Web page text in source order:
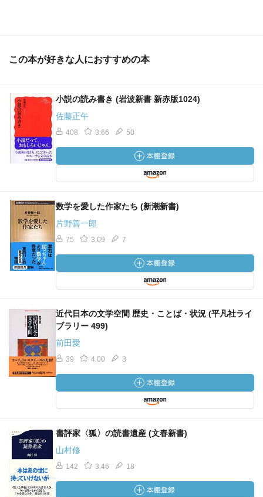
この本が好きな人におすすめの本
小説の読み書き (岩波新書 新赤版1024)
佐藤正午
408 3.66 50
数学を愛した作家たち (新潮新書)
片野善一郎
75 3.09 7
近代日本の文学空間 歴史・ことば・状況 (平凡社ライ
ブラリー 499)
前田愛
39 4.00 3
書評家〈狐〉の読書遺産 (文春新書)
山村修
142 3.46 18